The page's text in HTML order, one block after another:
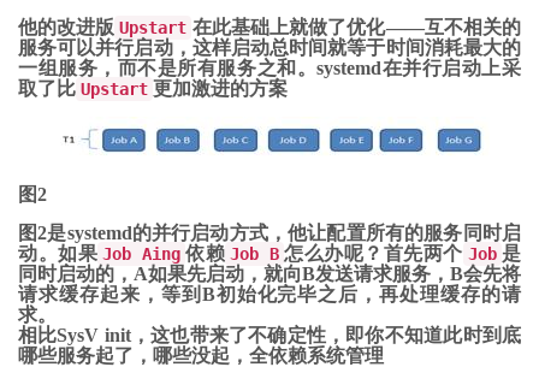
他的改进版 Upstart 在此基础上就做了优化——互不相关的
服务可以并行启动，这样启动总时间就等于时间消耗最大的
一组服务，而不是所有服务之和。systemd在并行启动上采
取了比 Upstart 更加激进的方案
图2
图2是systemd的并行启动方式，他让配置所有的服务同时启
动。如果 Job Aing 依赖 Job B 怎么办呢？首先两个 Job 是
同时启动的，A如果先启动，就向B发送请求服务，B会先将
请求缓存起来，等到B初始化完毕之后，再处理缓存的请
求。
相比SysV init，这也带来了不确定性，即你不知道此时到底
哪些服务起了，哪些没起，全依赖系统管理